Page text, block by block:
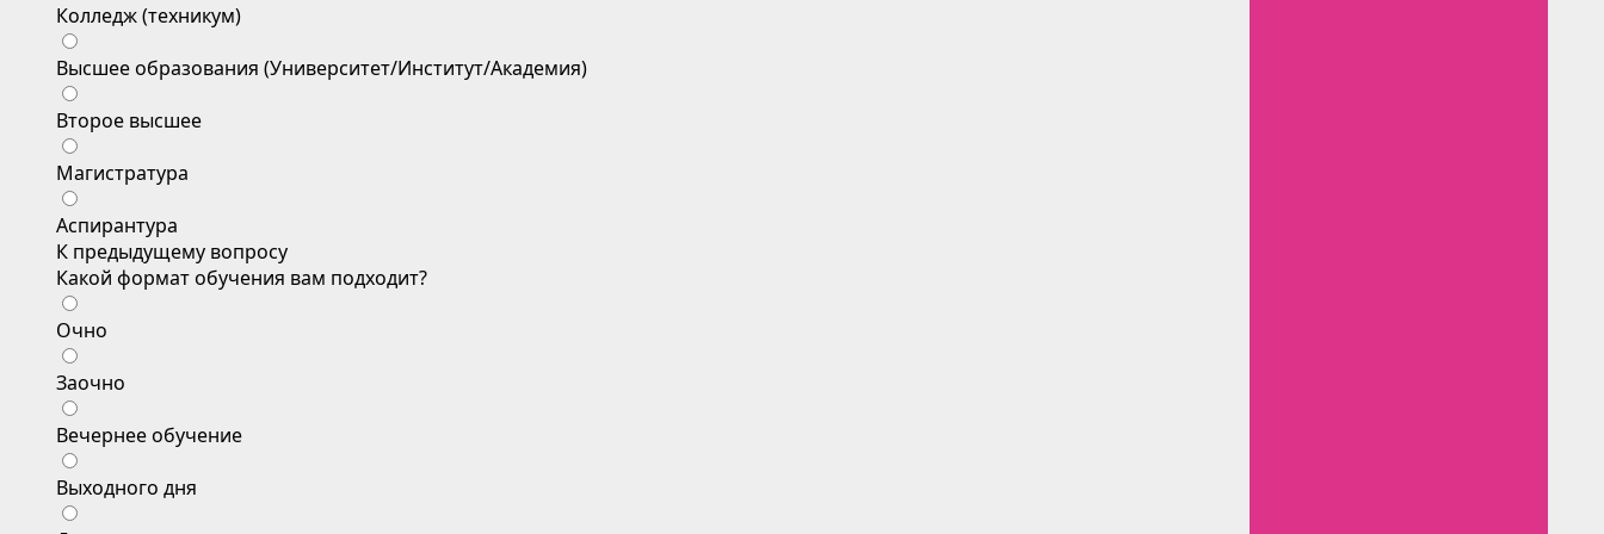
Колледж (техникум)
Высшее образования (Университет/Институт/Академия)
Второе высшее
Магистратура
Аспирантура
К предыдущему вопросу
Какой формат обучения вам подходит?
Очно
Заочно
Вечернее обучение
Выходного дня